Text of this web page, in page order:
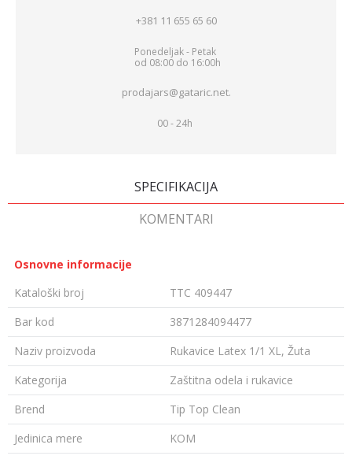
+381 11 655 65 60
Ponedeljak - Petak
od 08:00 do 16:00h
prodajars@gataric.net.
00 - 24h
SPECIFIKACIJA
KOMENTARI
Osnovne informacije
Kataloški broj
TTC 409447
Bar kod
3871284094477
Naziv proizvoda
Rukavice Latex 1/1 XL, Žuta
Kategorija
Zaštitna odela i rukavice
Brend
Tip Top Clean
Jedinica mere
KOM